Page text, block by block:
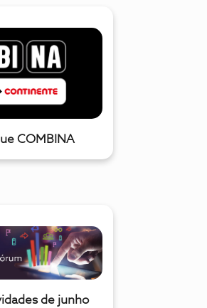
COMBINA
de junho